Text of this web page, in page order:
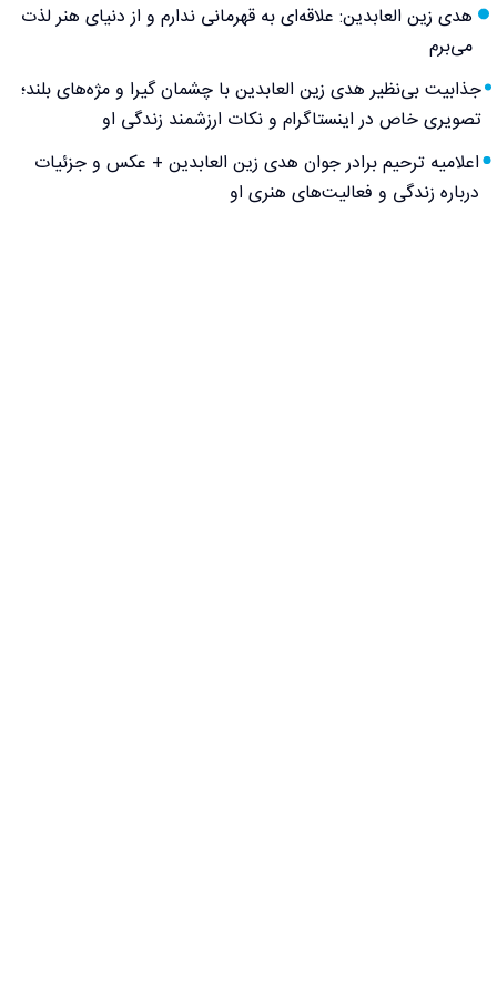
هدی زین العابدین: علاقه‌ای به قهرمانی ندارم و از دنیای هنر لذت
می‌برم
جذابیت بی‌نظیر هدی زین العابدین با چشمان گیرا و مژه‌های بلند؛
تصویری خاص در اینستاگرام و نکات ارزشمند زندگی او
اعلامیه ترحیم برادر جوان هدی زین العابدین + عکس و جزئیات
درباره زندگی و فعالیت‌های هنری او